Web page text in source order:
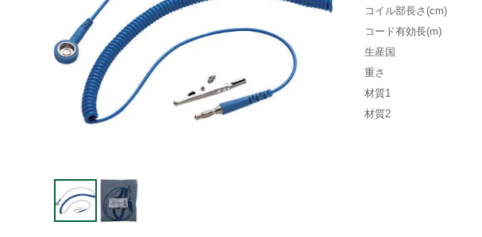
コイル部長さ(cm)
コード有効長(m)
生産国
重さ
材質1
材質2